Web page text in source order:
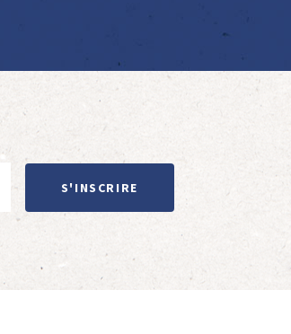
S'INSCRIRE